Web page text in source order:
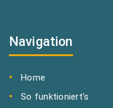
Navigation
Home
So funktioniert's